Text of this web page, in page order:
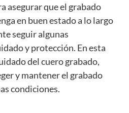
asegurar que el grabado
en buen estado a lo largo
seguir algunas
y protección. En esta
del cuero grabado,
y mantener el grabado
condiciones.